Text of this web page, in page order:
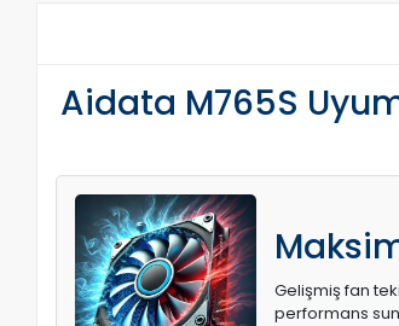
Aidata M765S
Gelişmiş fan
performans